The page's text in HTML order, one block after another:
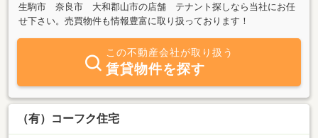
生駒市 奈良市 大和郡山市の店舗 テナント探しなら当社にお任
せ下さい。売買物件も情報豊富に取り扱っております！
この不動産会社が取り扱う
賃貸物件を探す
（有）コーフク住宅